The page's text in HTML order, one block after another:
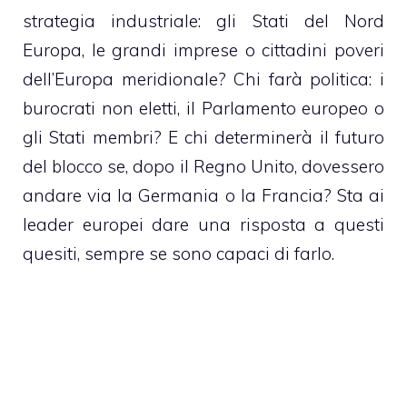
strategia industriale: gli Stati del Nord
Europa, le grandi imprese o cittadini poveri
dell’Europa meridionale? Chi farà politica: i
burocrati non eletti, il Parlamento europeo o
gli Stati membri? E chi determinerà il futuro
del blocco se, dopo il Regno Unito, dovessero
andare via la Germania o la Francia? Sta ai
leader europei dare una risposta a questi
quesiti, sempre se sono capaci di farlo.